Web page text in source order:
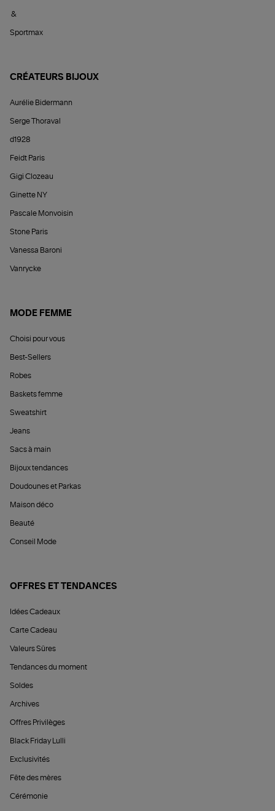
&
Sportmax
CRÉATEURS BIJOUX
Aurélie Bidermann
Serge Thoraval
d1928
Feidt Paris
Gigi Clozeau
Ginette NY
Pascale Monvoisin
Stone Paris
Vanessa Baroni
Vanrycke
MODE FEMME
Choisi pour vous
Best-Sellers
Robes
Baskets femme
Sweatshirt
Jeans
Sacs à main
Bijoux tendances
Doudounes et Parkas
Maison déco
Beauté
Conseil Mode
OFFRES ET TENDANCES
Idées Cadeaux
Carte Cadeau
Valeurs Sûres
Tendances du moment
Soldes
Archives
Offres Privilèges
Black Friday Lulli
Exclusivités
Fête des mères
Cérémonie